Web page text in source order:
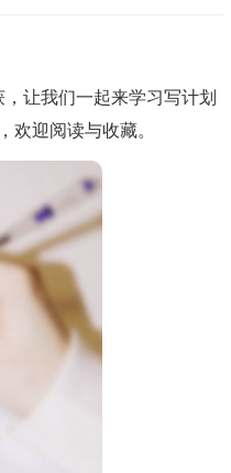
让我们一起来学习写计划
欢迎阅读与收藏。